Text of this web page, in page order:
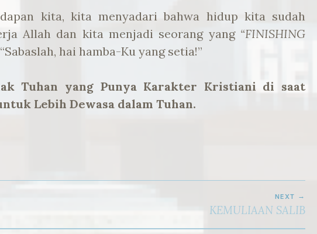
kita, kita menyadari bahwa hidup kita sudah
Allah dan kita menjadi seorang yang “FINISHING
hai hamba-Ku yang setia!”
Tuhan yang Punya Karakter Kristiani di saat
Lebih Dewasa dalam Tuhan.
NEXT
KEMULIAAN SALIB